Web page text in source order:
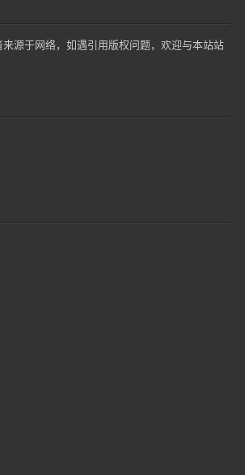
源于网络，如遇引用版权问题，欢迎与本站站